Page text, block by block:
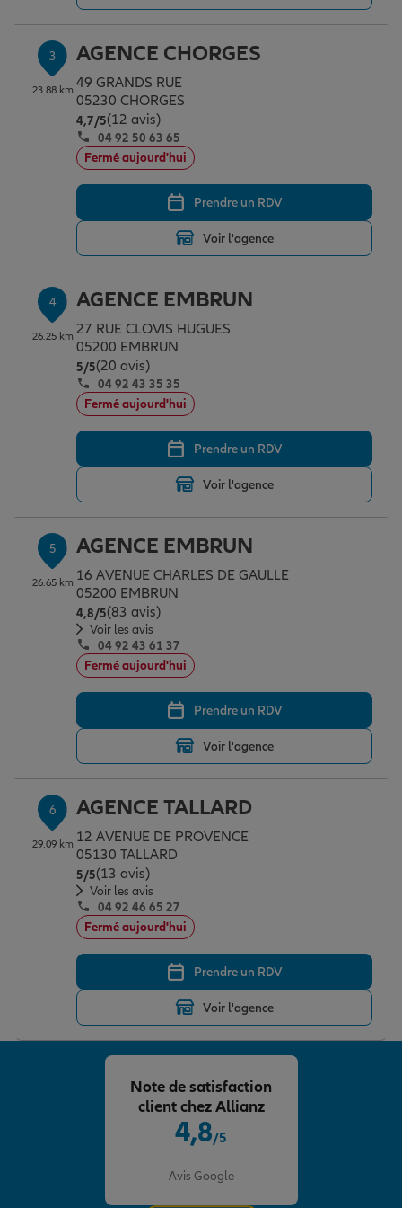
Garantie des accidents de la vie
Assurance scolaire
Protection juridique
Retraite
Tous nos devis d'assurance
3
23.88 km
AGENCE CHORGES
49 GRANDS RUE
05230 CHORGES
4,7/5Note de 4.7 sur 5
(12 avis)
04 92 50 63 65
Fermé aujourd'hui
Prendre un RDV
Voir l'agence
4
26.25 km
AGENCE EMBRUN
27 RUE CLOVIS HUGUES
05200 EMBRUN
5/5Note de 5 sur 5
(20 avis)
04 92 43 35 35
Fermé aujourd'hui
Prendre un RDV
Voir l'agence
5
26.65 km
AGENCE EMBRUN
16 AVENUE CHARLES DE GAULLE
05200 EMBRUN
4,8/5Note de 4.8 sur 5
(83 avis)
Voir les avis
04 92 43 61 37
Fermé aujourd'hui
Prendre un RDV
Voir l'agence
6
29.09 km
AGENCE TALLARD
12 AVENUE DE PROVENCE
05130 TALLARD
5/5Note de 5 sur 5
(13 avis)
Voir les avis
04 92 46 65 27
Fermé aujourd'hui
Prendre un RDV
Voir l'agence
4,8/5
Avis Google
Note de satisfaction
client chez Allianz